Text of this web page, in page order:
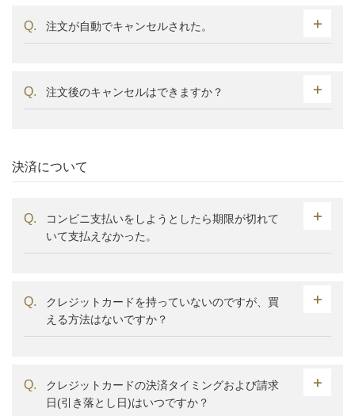
注文が自動でキャンセルされた。
注文後のキャンセルはできますか？
決済について
コンビニ支払いをしようとしたら期限が切れて
いて支払えなかった。
クレジットカードを持っていないのですが、買
える方法はないですか？
クレジットカードの決済タイミングおよび請求
日(引き落とし日)はいつですか？